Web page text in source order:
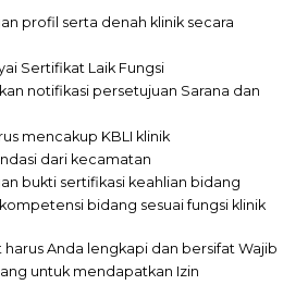
profil serta denah klinik secara
Sertifikat Laik Fungsi
notifikasi persetujuan Sarana dan
mencakup KBLI klinik
dari kecamatan
bukti sertifikasi keahlian bidang
bidang sesuai fungsi klinik
Anda lengkapi dan bersifat Wajib
untuk mendapatkan Izin